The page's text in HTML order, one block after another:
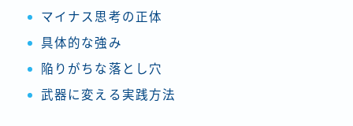
マイナス思考の正体
具体的な強み
陥りがちな落とし穴
武器に変える実践方法